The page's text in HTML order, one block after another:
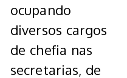
ocupando
diversos cargos
de chefia nas
secretarias, de